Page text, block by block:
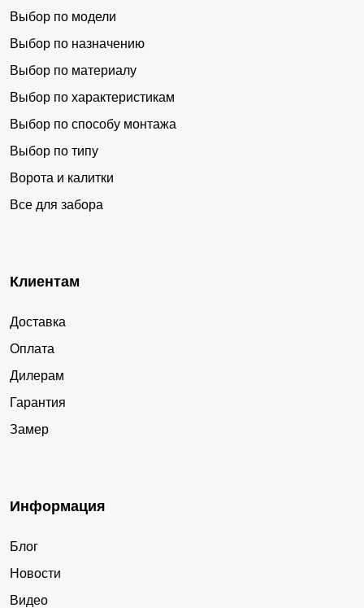
Выбор по модели
Выбор по назначению
Выбор по материалу
Выбор по характеристикам
Выбор по способу монтажа
Выбор по типу
Ворота и калитки
Все для забора
Клиентам
Доставка
Оплата
Дилерам
Гарантия
Замер
Информация
Блог
Новости
Видео